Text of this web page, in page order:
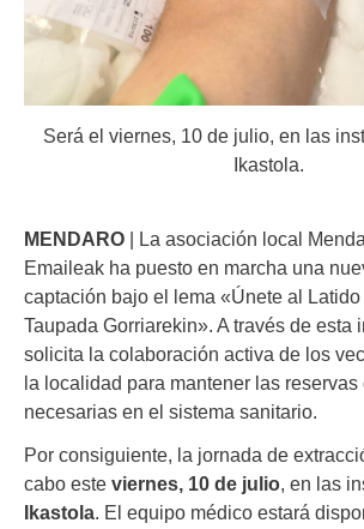
Será el viernes, 10 de julio, en las
Ikastola.
MENDARO | La asociación local
Emaileak ha puesto en marcha una
captación bajo el lema «Únete al
Taupada Gorriarekin». A través de esta
solicita la colaboración activa de los
la localidad para mantener las reservas
necesarias en el sistema sanitario.
Por consiguiente, la jornada de
cabo este viernes, 10 de julio, en las
Ikastola. El equipo médico estará